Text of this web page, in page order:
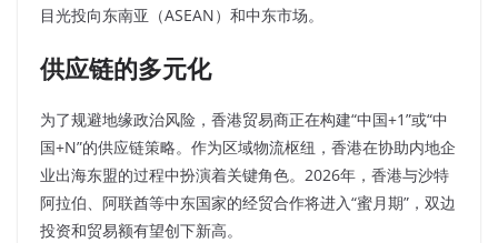
目光投向东南亚（ASEAN）和中东市场。
供应链的多元化
为了规避地缘政治风险，香港贸易商正在构建“中国+1”或“中
国+N”的供应链策略。作为区域物流枢纽，香港在协助内地企
业出海东盟的过程中扮演着关键角色。2026年，香港与沙特
阿拉伯、阿联酋等中东国家的经贸合作将进入“蜜月期”，双边
投资和贸易额有望创下新高。